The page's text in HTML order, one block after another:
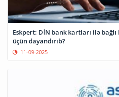
Eskpert: DİN bank kartları ilə
üçün dayandırıb?
11-09-2025